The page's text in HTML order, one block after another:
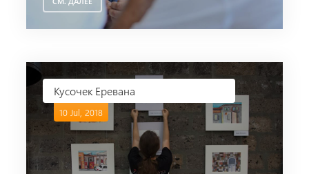
Кусочек Еревана
10 Jul, 2018